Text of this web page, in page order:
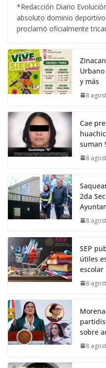
*Redacción Diario
absoluto dominio
proclamó oficialmente
Urbano
y más
8
Cae
suman
8
2da
8
SEP
útiles
escolar
8
sobre
8